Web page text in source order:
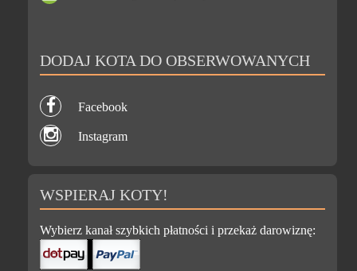
DODAJ KOTA DO OBSERWOWANYCH
Facebook
Instagram
WSPIERAJ KOTY!
Wybierz kanał szybkich płatności i przekaż darowiznę: